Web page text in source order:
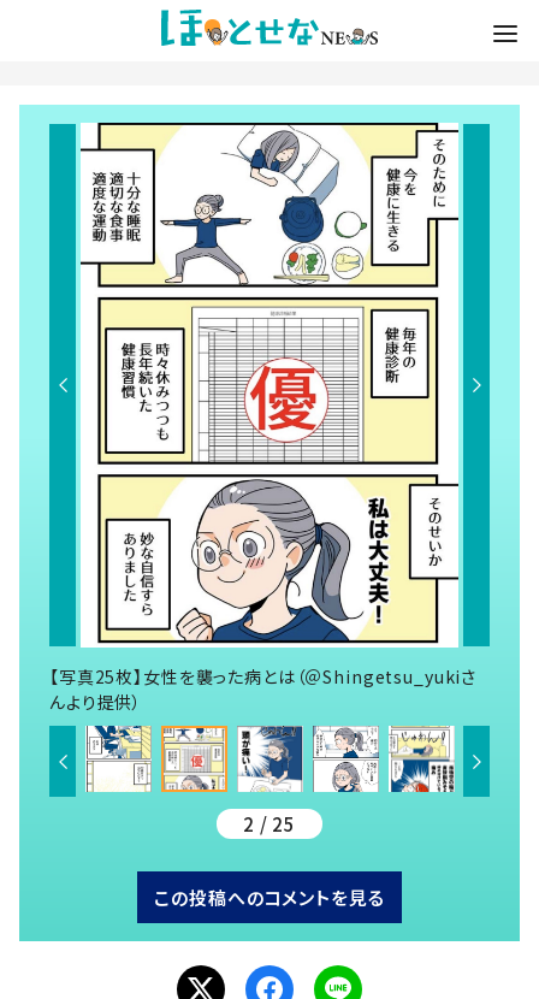
【写真25枚】女性を襲った病とは（＠Shingetsu_yukiさ
んより提供）
2 / 25
この投稿へのコメントを見る